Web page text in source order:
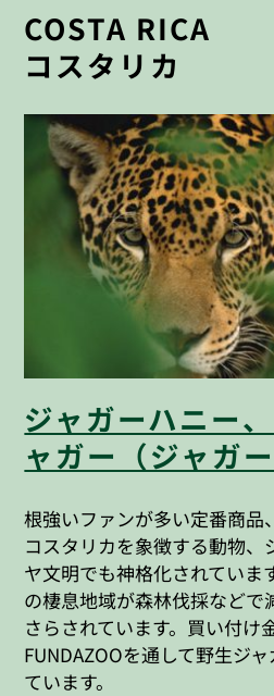
COSTA RICA
コスタリカ
ジャガーハニー
ャガー（ジャガー
根強いファンが多い定番商品
コスタリカを象徴する動物、
ヤ文明でも神格化されていま
の棲息地域が森林伐採などで
さらされています。買い付け
FUNDAZOOを通して野生ジ
ています。